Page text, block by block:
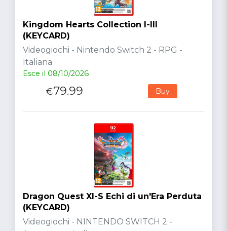
Kingdom Hearts Collection I-III
(KEYCARD)
Videogiochi - Nintendo Switch 2 - RPG -
Italiana
Esce il 08/10/2026
€79.99 Buy
Dragon Quest XI-S Echi di un'Era Perduta
(KEYCARD)
Videogiochi - NINTENDO SWITCH 2 -